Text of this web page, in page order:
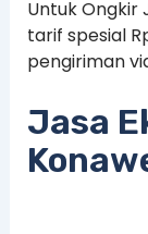
Untuk Ongkir
tarif spesial
pengiriman
Jasa